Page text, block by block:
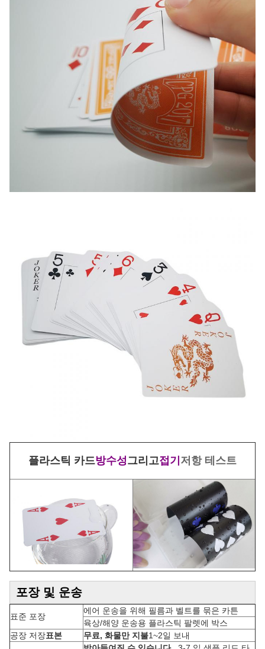
플라스틱 카드방수성그리고접기 저항 테스트
포장 및 운송
표준 포장
에어 운송을 위해 필름과 벨트를 묶은 카튼
육상/해양 운송용 플라스틱 팔렛에 박스
공장 저장표본 무료, 화물만 지불1~2일 보내